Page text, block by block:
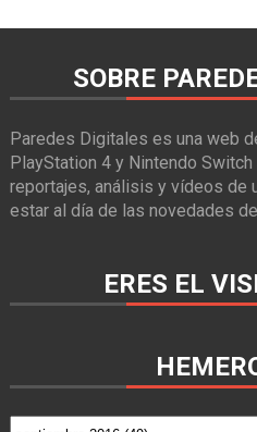
SOBRE
Paredes Digitales es una web
PlayStation 4 y Nintendo
reportajes, análisis y vídeos de
estar al día de las novedades
ERES EL